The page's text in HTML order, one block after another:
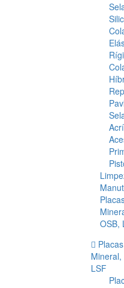
OSB,
Mineral,
LSF